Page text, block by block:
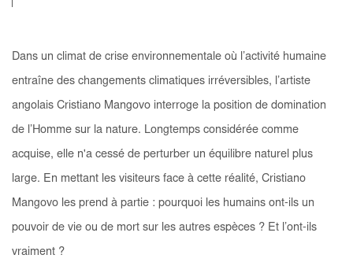
Dans un climat de crise environnementale où l’activité humaine
entraîne des changements climatiques irréversibles, l’artiste
angolais Cristiano Mangovo interroge la position de domination
de l’Homme sur la nature. Longtemps considérée comme
acquise, elle n'a cessé de perturber un équilibre naturel plus
large. En mettant les visiteurs face à cette réalité, Cristiano
Mangovo les prend à partie : pourquoi les humains ont-ils un
pouvoir de vie ou de mort sur les autres espèces ? Et l’ont-ils
vraiment ?